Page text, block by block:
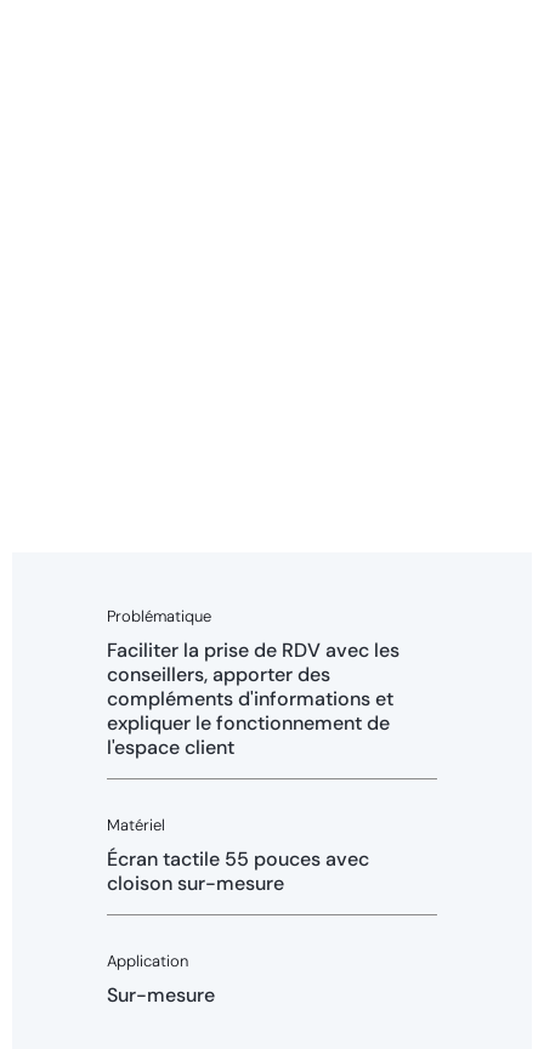
Problématique
Faciliter la prise de RDV avec les
conseillers, apporter des
compléments d'informations et
expliquer le fonctionnement de
l'espace client
Matériel
Écran tactile 55 pouces avec
cloison sur-mesure
Application
Sur-mesure